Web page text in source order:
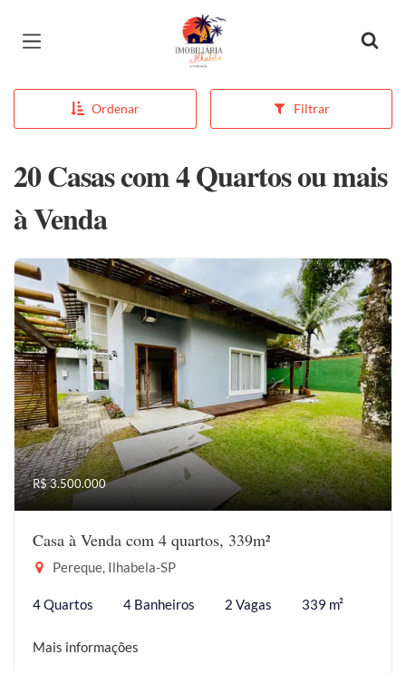
Página inicial
Ordenar Filtrar
20 Casas com 4 Quartos ou mais
à Venda
R$ 3.500.000
Casa à Venda com 4 quartos, 339m²
Pereque, Ilhabela-SP
4 Quartos 4 Banheiros 2 Vagas 339 m²
Mais informações